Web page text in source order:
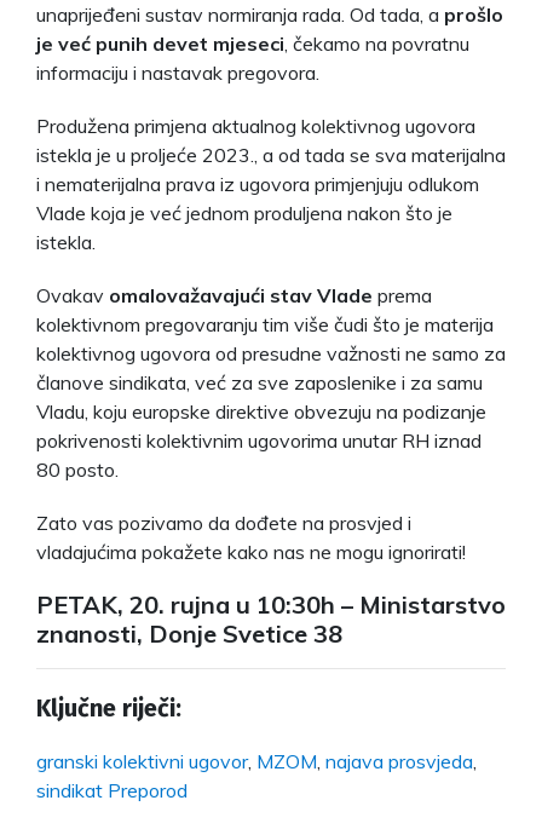
unaprijeđeni sustav normiranja rada. Od tada, a prošlo
je već punih devet mjeseci , čekamo na povratnu
informaciju i nastavak pregovora.
Produžena primjena aktualnog kolektivnog ugovora
istekla je u proljeće 2023., a od tada se sva materijalna
i nematerijalna prava iz ugovora primjenjuju odlukom
Vlade koja je već jednom produljena nakon što je
istekla.
Ovakav omalovažavajući stav Vlade prema
kolektivnom pregovaranju tim više čudi što je materija
kolektivnog ugovora od presudne važnosti ne samo za
članove sindikata, već za sve zaposlenike i za samu
Vladu, koju europske direktive obvezuju na podizanje
pokrivenosti kolektivnim ugovorima unutar RH iznad
80 posto.
Zato vas pozivamo da dođete na prosvjed i
vladajućima pokažete kako nas ne mogu ignorirati!
PETAK, 20. rujna u 10:30h – Ministarstvo
znanosti, Donje Svetice 38
Ključne riječi:
granski kolektivni ugovor, MZOM najava prosvjeda
sindikat Preporod